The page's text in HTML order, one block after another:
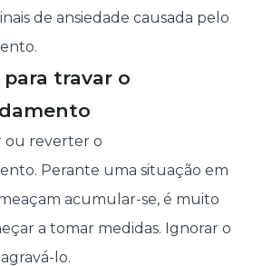
de ansiedade causada pelo
travar o
ou reverter o
Perante uma situação em
acumular-se, é muito
a tomar medidas. Ignorar o
lo.